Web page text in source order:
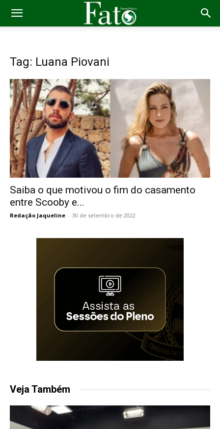
Tag: Luana Piovani
Saiba o que motivou o fim do casamento
entre Scooby e...
Redação Jaqueline - 30 de setembro de 2022
Veja Também